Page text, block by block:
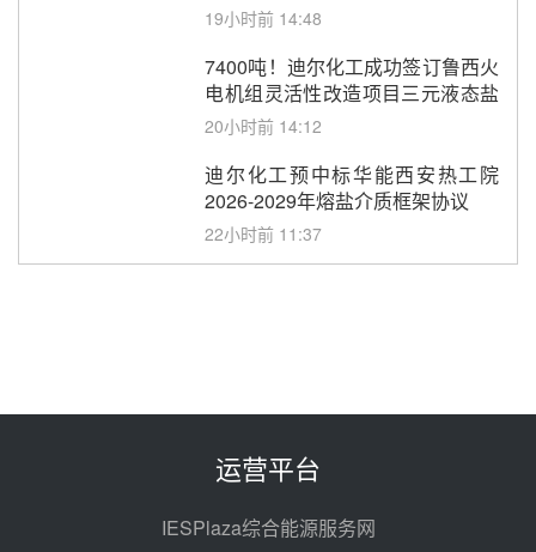
19小时前 14:48
7400吨！迪尔化工成功签订鲁西火
电机组灵活性改造项目三元液态盐
采购合同
20小时前 14:12
迪尔化工预中标华能西安热工院
2026-2029年熔盐介质框架协议
22小时前 11:37
规模化助力构建绿色低碳电力供给
架协议项目中标候选人公示
运营平台
IESPlaza综合能源服务网